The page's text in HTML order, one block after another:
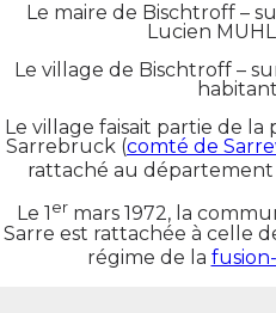
Le maire de Bischtroff –
Lucien
Le village de Bischtroff –
Le village faisait partie de la
Sarrebruck (comté de
rattaché au département
Le 1 er mars 1972, la
Sarre est rattachée à celle
régime de la